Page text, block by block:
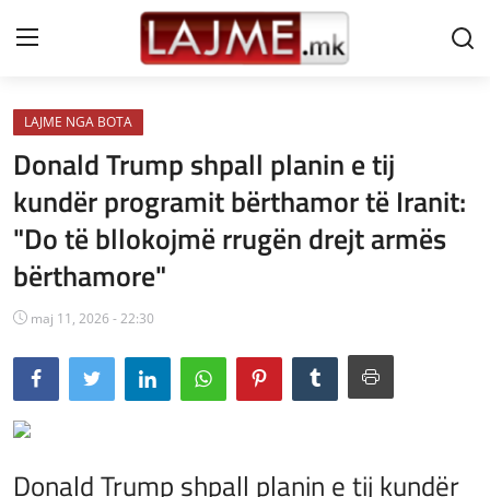
Shtëpi
LAJME MAQEDONI
SHQIPERI
KOSOVA
LAJME NGA BOTA
SHOWBIZ
SPORT
SHENDETI
LAJME NGA BOTA
Donald Trump shpall planin e tij
kundër programit bërthamor të Iranit:
"Do të bllokojmë rrugën drejt armës
bërthamore"
maj 11, 2026 - 22:30
Donald Trump shpall planin e tij kundër